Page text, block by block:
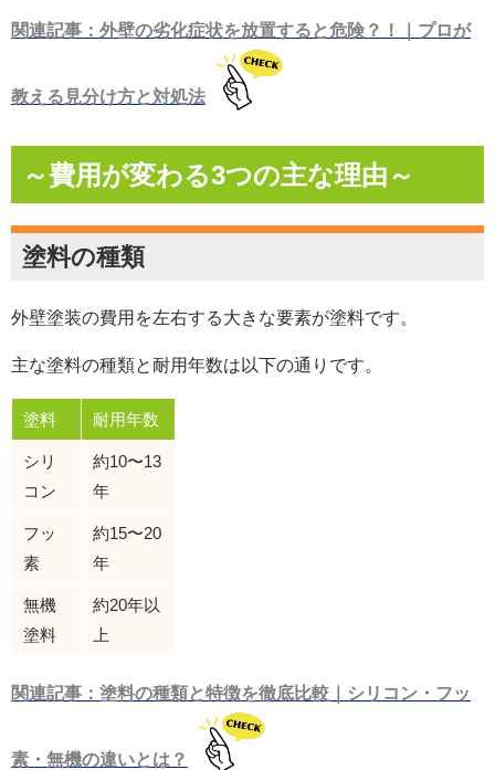
関連記事：外壁の劣化症状を放置すると危険？！｜プロが
教える見分け方と対処法
～費用が変わる3つの主な理由～
塗料の種類
外壁塗装の費用を左右する大きな要素が塗料です。
主な塗料の種類と耐用年数は以下の通りです。
塗料 耐用年数
シリ
コン
約10〜13
年
フッ
素
約15〜20
年
無機
塗料
約20年以
上
関連記事：塗料の種類と特徴を徹底比較｜シリコン・フッ
素・無機の違いとは？